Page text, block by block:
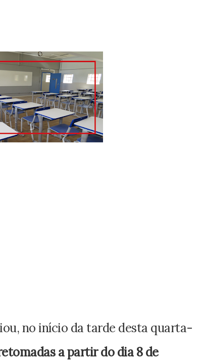
no início da tarde desta quarta-
a partir do dia 8 de